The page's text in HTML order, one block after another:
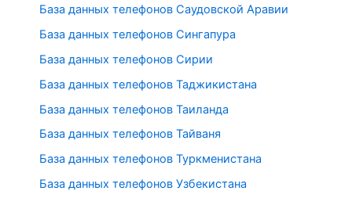
База данных телефонов Саудовской Аравии
База данных телефонов Сингапура
База данных телефонов Сирии
База данных телефонов Таджикистана
База данных телефонов Таиланда
База данных телефонов Тайваня
База данных телефонов Туркменистана
База данных телефонов Узбекистана